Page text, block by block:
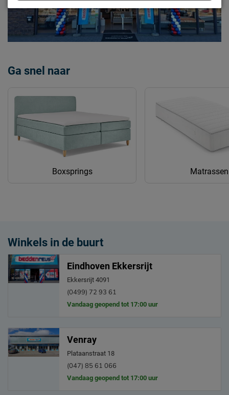
Ga snel naar
Boxsprings Matrassen
Winkels in de buurt
Eindhoven Ekkersrijt
Ekkersrijt 4091
(0499) 72 93 61
Vandaag geopend tot 17:00 uur
Venray
Plataanstraat 18
(047) 85 61 066
Vandaag geopend tot 17:00 uur